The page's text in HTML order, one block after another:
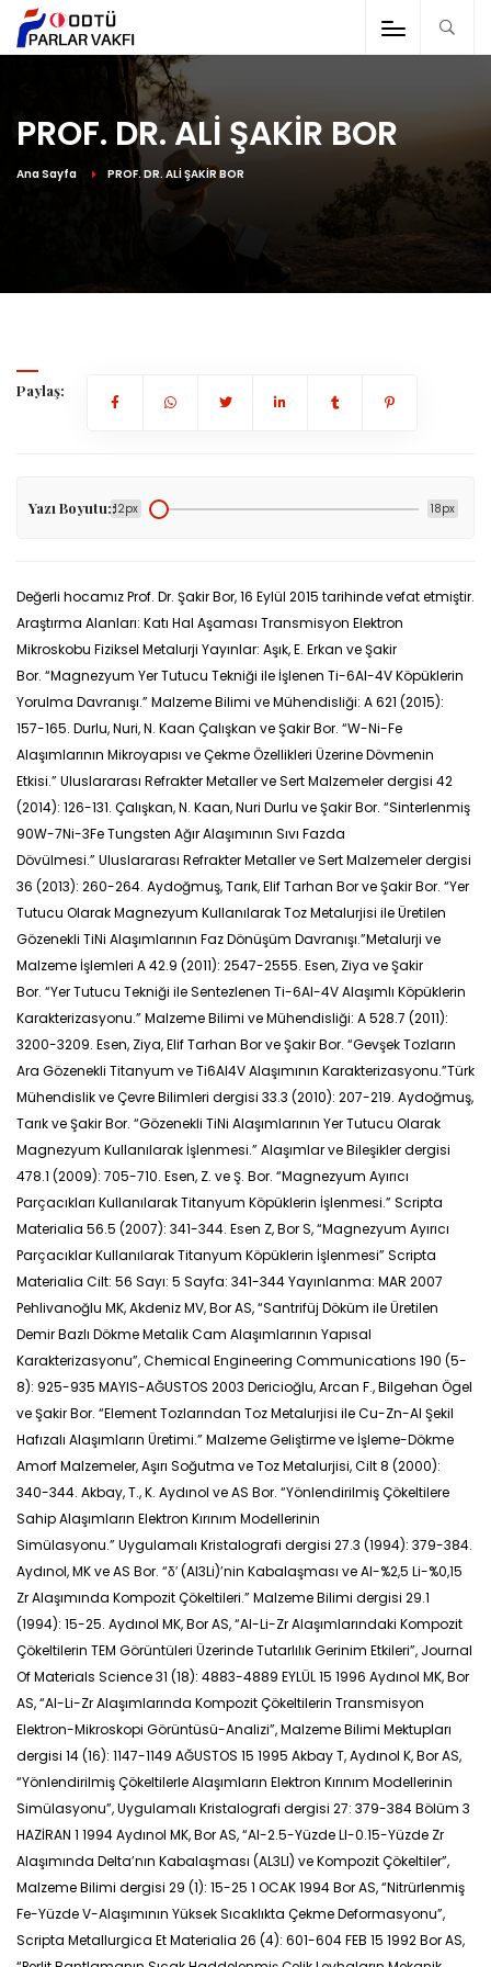
PROF. DR. ALİ ŞAKİR BOR
Ana Sayfa PROF. DR. ALİ ŞAKİR BOR
Paylaş:
Yazı Boyutu::12px 18px
Değerli hocamız Prof. Dr. Şakir Bor, 16 Eylül 2015 tarihinde vefat etmiştir.
Araştırma Alanları: Katı Hal Aşaması Transmisyon Elektron
Mikroskobu Fiziksel Metalurji Yayınlar: Aşık, E. Erkan ve Şakir
Bor. “Magnezyum Yer Tutucu Tekniği ile İşlenen Ti-6Al-4V Köpüklerin
Yorulma Davranışı.” Malzeme Bilimi ve Mühendisliği: A 621 (2015):
157-165. Durlu, Nuri, N. Kaan Çalışkan ve Şakir Bor. “W-Ni-Fe
Alaşımlarının Mikroyapısı ve Çekme Özellikleri Üzerine Dövmenin
Etkisi.” Uluslararası Refrakter Metaller ve Sert Malzemeler dergisi 42
(2014): 126-131. Çalışkan, N. Kaan, Nuri Durlu ve Şakir Bor. “Sinterlenmiş
90W-7Ni-3Fe Tungsten Ağır Alaşımının Sıvı Fazda
Dövülmesi.” Uluslararası Refrakter Metaller ve Sert Malzemeler dergisi
36 (2013): 260-264. Aydoğmuş, Tarık, Elif Tarhan Bor ve Şakir Bor. “Yer
Tutucu Olarak Magnezyum Kullanılarak Toz Metalurjisi ile Üretilen
Gözenekli TiNi Alaşımlarının Faz Dönüşüm Davranışı.”Metalurji ve
Malzeme İşlemleri A 42.9 (2011): 2547-2555. Esen, Ziya ve Şakir
Bor. “Yer Tutucu Tekniği ile Sentezlenen Ti-6Al-4V Alaşımlı Köpüklerin
Karakterizasyonu.” Malzeme Bilimi ve Mühendisliği: A 528.7 (2011):
3200-3209. Esen, Ziya, Elif Tarhan Bor ve Şakir Bor. “Gevşek Tozların
Ara Gözenekli Titanyum ve Ti6Al4V Alaşımının Karakterizasyonu.”Türk
Mühendislik ve Çevre Bilimleri dergisi 33.3 (2010): 207-219. Aydoğmuş,
Tarık ve Şakir Bor. “Gözenekli TiNi Alaşımlarının Yer Tutucu Olarak
Magnezyum Kullanılarak İşlenmesi.” Alaşımlar ve Bileşikler dergisi
478.1 (2009): 705-710. Esen, Z. ve Ş. Bor. “Magnezyum Ayırıcı
Parçacıkları Kullanılarak Titanyum Köpüklerin İşlenmesi.” Scripta
Materialia 56.5 (2007): 341-344. Esen Z, Bor S, “Magnezyum Ayırıcı
Parçacıklar Kullanılarak Titanyum Köpüklerin İşlenmesi” Scripta
Materialia Cilt: 56 Sayı: 5 Sayfa: 341-344 Yayınlanma: MAR 2007
Pehlivanoğlu MK, Akdeniz MV, Bor AS, “Santrifüj Döküm ile Üretilen
Demir Bazlı Dökme Metalik Cam Alaşımlarının Yapısal
Karakterizasyonu”, Chemical Engineering Communications 190 (5-
8): 925-935 MAYIS-AĞUSTOS 2003 Dericioğlu, Arcan F., Bilgehan Ögel
ve Şakir Bor. “Element Tozlarından Toz Metalurjisi ile Cu-Zn-Al Şekil
Hafızalı Alaşımların Üretimi.” Malzeme Geliştirme ve İşleme-Dökme
Amorf Malzemeler, Aşırı Soğutma ve Toz Metalurjisi, Cilt 8 (2000):
340-344. Akbay, T., K. Aydınol ve AS Bor. “Yönlendirilmiş Çökeltilere
Sahip Alaşımların Elektron Kırınım Modellerinin
Simülasyonu.” Uygulamalı Kristalografi dergisi 27.3 (1994): 379-384.
Aydınol, MK ve AS Bor. “δ′ (Al3Li)’nin Kabalaşması ve Al-%2,5 Li-%0,15
Zr Alaşımında Kompozit Çökeltileri.” Malzeme Bilimi dergisi 29.1
(1994): 15-25. Aydınol MK, Bor AS, “Al-Li-Zr Alaşımlarındaki Kompozit
Çökeltilerin TEM Görüntüleri Üzerinde Tutarlılık Gerinim Etkileri”, Journal
Of Materials Science 31 (18): 4883-4889 EYLÜL 15 1996 Aydınol MK, Bor
AS, “Al-Li-Zr Alaşımlarında Kompozit Çökeltilerin Transmisyon
Elektron-Mikroskopi Görüntüsü-Analizi”, Malzeme Bilimi Mektupları
dergisi 14 (16): 1147-1149 AĞUSTOS 15 1995 Akbay T, Aydınol K, Bor AS,
“Yönlendirilmiş Çökeltilerle Alaşımların Elektron Kırınım Modellerinin
Simülasyonu”, Uygulamalı Kristalografi dergisi 27: 379-384 Bölüm 3
HAZİRAN 1 1994 Aydınol MK, Bor AS, “Al-2.5-Yüzde LI-0.15-Yüzde Zr
Alaşımında Delta’nın Kabalaşması (AL3LI) ve Kompozit Çökeltiler”,
Malzeme Bilimi dergisi 29 (1): 15-25 1 OCAK 1994 Bor AS, “Nitrürlenmiş
Fe-Yüzde V-Alaşımının Yüksek Sıcaklıkta Çekme Deformasyonu”,
Scripta Metallurgica Et Materialia 26 (4): 601-604 FEB 15 1992 Bor AS,